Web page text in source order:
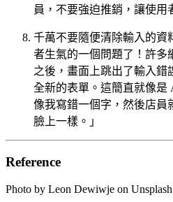
員，不要強迫推銷，讓使用
千萬不要隨便清除輸入的資
者生氣的一個問題了！許多
之後，畫面上跳出了輸入錯
全新的表單。這簡直就像是
像我寫錯一個字，然後店員
臉上一樣。」
Reference
Photo by Leon Dewiwje on Unsplash